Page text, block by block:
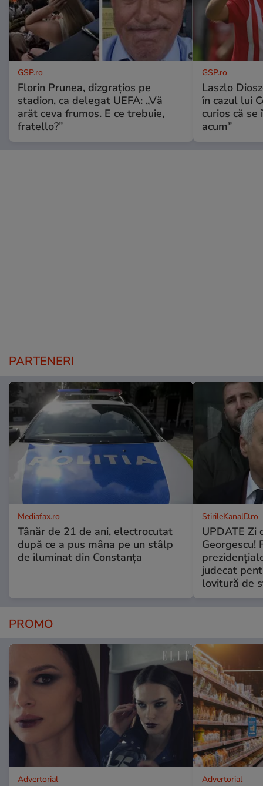
GSP.ro
Florin Prunea, dizgrațios pe
stadion, ca delegat UEFA: „Vă
arăt ceva frumos. E ce trebuie,
fratello?”
GSP.ro
Laszlo
în cazul lui
curios că
acum”
PARTENERI
Mediafax.ro
Tânăr de 21 de ani, electrocutat
după ce a pus mâna pe un stâlp
de iluminat din Constanța
StirileKanalD.ro
UPDATE Zi
Georgescu!
judecat
lovitură de
PROMO
Advertorial Advertorial